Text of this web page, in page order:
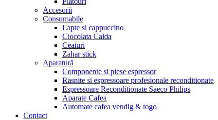
Accesorii
Consumabile
Lapte si cappuccino
Ciocolata Calda
Ceaiuri
Zahar stick
Aparatură
Componente si piese espressor
Rasnite si espressoare profesionale reconditionate
Espressoare Reconditionate Saeco Philips
Aparate Cafea
Automate cafea vendig & togo
Contact